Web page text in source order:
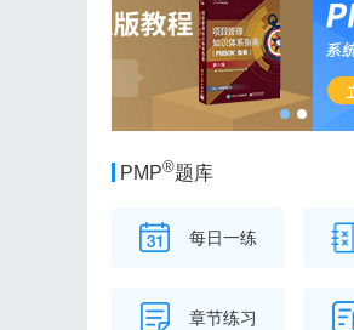
PMP®题库
每日一练
章节练习